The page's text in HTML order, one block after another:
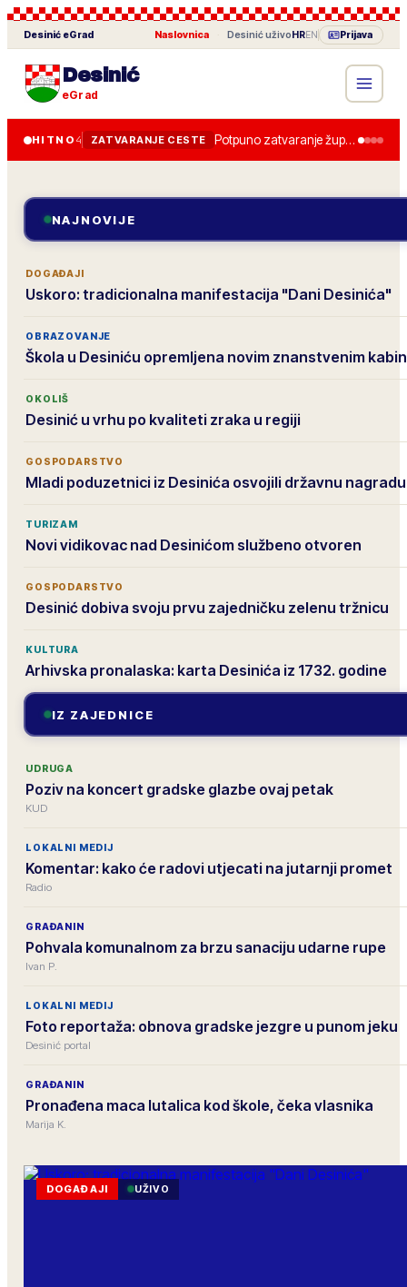
Desinić eGrad Naslovnica DesinićuživoHREN Prijava
Desinić
eGrad
HITNO 4 ZATVARANJE CESTE Potpuno zatvaranje županijske ceste od 28. lipnja, obilazak je uređen.
NAJNOVIJE
DOGAĐAJI
Uskoro: tradicionalna manifestacija "Dani Desinića"
OBRAZOVANJE
Škola u Desiniću opremljena novim znanstvenim
OKOLIŠ
Desinić u vrhu po kvaliteti zraka u regiji
GOSPODARSTVO
Mladi poduzetnici iz Desinića osvojili državnu nagradu
TURIZAM
Novi vidikovac nad Desinićom službeno otvoren
GOSPODARSTVO
Desinić dobiva svoju prvu zajedničku zelenu tržnicu
KULTURA
Arhivska pronalaska: karta Desinića iz 1732. godine
IZ ZAJEDNICE
UDRUGA
Poziv na koncert gradske glazbe ovaj petak
KUD
LOKALNI MEDIJ
Komentar: kako će radovi utjecati na jutarnji promet
Radio
GRAĐANIN
Pohvala komunalnom za brzu sanaciju udarne rupe
Ivan P.
LOKALNI MEDIJ
Foto reportaža: obnova gradske jezgre u punom jeku
Desinić portal
GRAĐANIN
Pronađena maca lutalica kod škole, čeka vlasnika
Marija K.
DOGAĐAJI UŽIVO